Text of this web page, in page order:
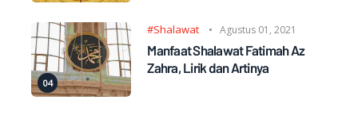
#Shalawat Agustus 01, 2021
Manfaat Shalawat Fatimah Az
Zahra, Lirik dan Artinya